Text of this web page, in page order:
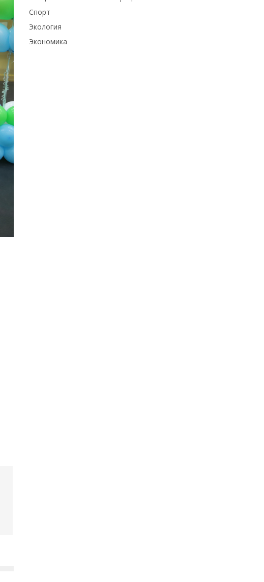
Спорт
Экология
Экономика